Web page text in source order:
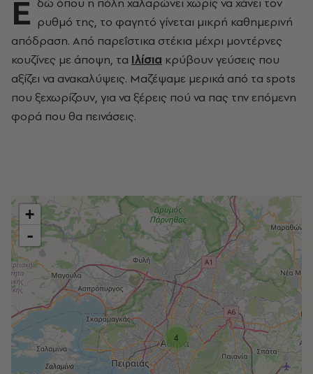
Ε δώ όπου η πόλη χαλαρώνει χωρίς να χάνει τον
ρυθμό της, το φαγητό γίνεται μικρή καθημερινή
απόδραση. Από παρεΐστικα στέκια μέχρι μοντέρνες
κουζίνες με άποψη, τα Ιλίσια κρύβουν γεύσεις που
αξίζει να ανακαλύψεις. Μαζέψαμε μερικά από τα spots
που ξεχωρίζουν, για να ξέρεις πού να πας την επόμενη
φορά που θα πεινάσεις.
4
+
-